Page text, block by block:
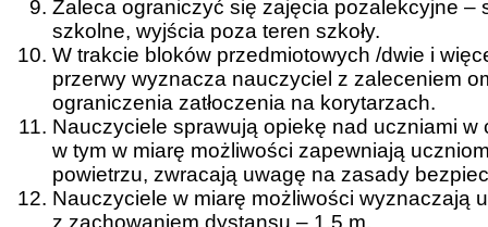
Zaleca ograniczyć się zajęcia pozalekcyjne –
szkolne, wyjścia poza teren szkoły.
W trakcie bloków przedmiotowych /dwie i
przerwy wyznacza nauczyciel z zaleceniem
ograniczenia zatłoczenia na korytarzach.
Nauczyciele sprawują opiekę nad uczniami
w tym w miarę możliwości zapewniają
powietrzu, zwracają uwagę na zasady
Nauczyciele w miarę możliwości wyznaczają
z zachowaniem dystansu – 1,5 m.